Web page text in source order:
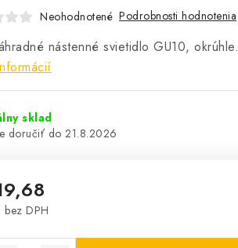
Neohodnotené Podrobnosti hodnotenia
nástenné svietidlo GU10, okrúhle.
sklad
21.8.2026
bez DPH